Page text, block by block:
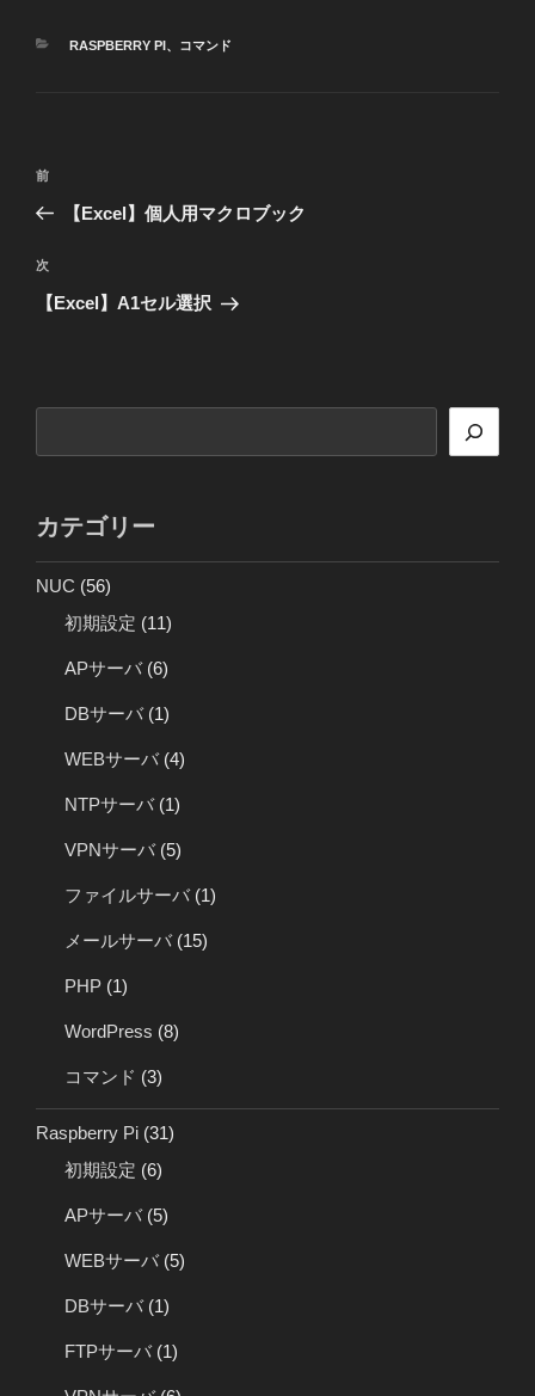
カ
RASPBERRY PI、 コマンド
投
ビ
ゲ
前
の
稿
前
【Excel】個人用マクロブック
次
の
次
【Excel】A1セル選択
カテゴリー
NUC (56)
初期設定 (11)
APサーバ(6)
DBサーバ(1)
WEBサーバ(4)
NTPサーバ(1)
VPNサーバ(5)
ファイルサーバ(1)
メールサーバ(15)
PHP (1)
WordPress (8)
コマンド (3)
Raspberry Pi (31)
初期設定 (6)
APサーバ(5)
WEBサーバ(5)
DBサーバ(1)
FTPサーバ(1)